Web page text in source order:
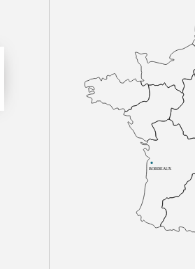
BORDEAUX